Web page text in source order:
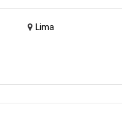
Lima